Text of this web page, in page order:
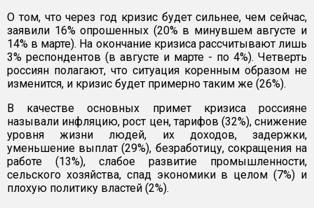
О том, что через год кризис будет сильнее, чем сейчас,
заявили 16% опрошенных (20% в минувшем августе и
14% в марте). На окончание кризиса рассчитывают лишь
3% респондентов (в августе и марте - по 4%). Четверть
россиян полагают, что ситуация коренным образом не
изменится, и кризис будет примерно таким же (26%).
В качестве основных примет кризиса россияне
называли инфляцию, рост цен, тарифов (32%), снижение
уровня жизни людей, их доходов, задержки,
уменьшение выплат (29%), безработицу, сокращения на
работе (13%), слабое развитие промышленности,
сельского хозяйства, спад экономики в целом (7%) и
плохую политику властей (2%).